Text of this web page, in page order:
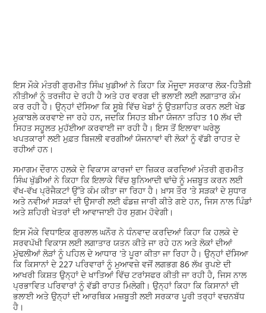
ਇਸ ਮੌਕੇ ਮੰਤਰੀ ਗੁਰਮੀਤ ਸਿੰਘ ਖੁਡੀਆਂ ਨੇ ਕਿਹਾ ਕਿ ਮੌਜੂਦਾ ਸਰਕਾਰ ਲੋਕ-ਹਿਤੈਸ਼ੀ
ਨੀਤੀਆਂ ਨੂੰ ਤਰਜੀਹ ਦੇ ਰਹੀ ਹੈ ਅਤੇ ਹਰ ਵਰਗ ਦੀ ਭਲਾਈ ਲਈ ਲਗਾਤਾਰ ਕੰਮ
ਕਰ ਰਹੀ ਹੈ। ਉਨ੍ਹਾਂ ਦੱਸਿਆ ਕਿ ਸੂਬੇ ਵਿੱਚ ਖੇਡਾਂ ਨੂੰ ਉਤਸ਼ਾਹਿਤ ਕਰਨ ਲਈ ਖੇਡ
ਮੁਕਾਬਲੇ ਕਰਵਾਏ ਜਾ ਰਹੇ ਹਨ, ਜਦਕਿ ਸਿਹਤ ਬੀਮਾ ਯੋਜਨਾ ਤਹਿਤ 10 ਲੱਖ ਦੀ
ਸਿਹਤ ਸਹੂਲਤ ਮੁਹੱਈਆ ਕਰਵਾਈ ਜਾ ਰਹੀ ਹੈ। ਇਸ ਤੋਂ ਇਲਾਵਾ ਘਰੇਲੂ
ਖਪਤਕਾਰਾਂ ਲਈ ਮੁਫ਼ਤ ਬਿਜਲੀ ਵਰਗੀਆਂ ਯੋਜਨਾਵਾਂ ਵੀ ਲੋਕਾਂ ਨੂੰ ਵੱਡੀ ਰਾਹਤ ਦੇ
ਰਹੀਆਂ ਹਨ।
ਸਮਾਗਮ ਦੌਰਾਨ ਹਲਕੇ ਦੇ ਵਿਕਾਸ ਕਾਰਜਾਂ ਦਾ ਜ਼ਿਕਰ ਕਰਦਿਆਂ ਮੰਤਰੀ ਗੁਰਮੀਤ
ਸਿੰਘ ਖੁੱਡੀਆਂ ਨੇ ਕਿਹਾ ਕਿ ਇਲਾਕੇ ਵਿੱਚ ਬੁਨਿਆਦੀ ਢਾਂਚੇ ਨੂੰ ਮਜ਼ਬੂਤ ਕਰਨ ਲਈ
ਵੱਖ-ਵੱਖ ਪ੍ਰੋਜੈਕਟਾਂ ਉੱਤੇ ਕੰਮ ਕੀਤਾ ਜਾ ਰਿਹਾ ਹੈ। ਖ਼ਾਸ ਤੌਰ 'ਤੇ ਸੜਕਾਂ ਦੇ ਸੁਧਾਰ
ਅਤੇ ਨਵੀਆਂ ਸੜਕਾਂ ਦੀ ਉਸਾਰੀ ਲਈ ਫੰਡਜ਼ ਜਾਰੀ ਕੀਤੇ ਗਏ ਹਨ, ਜਿਸ ਨਾਲ ਪਿੰਡਾਂ
ਅਤੇ ਸ਼ਹਿਰੀ ਖੇਤਰਾਂ ਦੀ ਆਵਾਜਾਈ ਹੋਰ ਸੁਗਮ ਹੋਵੇਗੀ।
ਇਸ ਮੌਕੇ ਵਿਧਾਇਕ ਗੁਰਲਾਲ ਘਨੌਰ ਨੇ ਧੰਨਵਾਦ ਕਰਦਿਆਂ ਕਿਹਾ ਕਿ ਹਲਕੇ ਦੇ
ਸਰਵਪੱਖੀ ਵਿਕਾਸ ਲਈ ਲਗਾਤਾਰ ਯਤਨ ਕੀਤੇ ਜਾ ਰਹੇ ਹਨ ਅਤੇ ਲੋਕਾਂ ਦੀਆਂ
ਮੁੱਢਲੀਆਂ ਲੋੜਾਂ ਨੂੰ ਪਹਿਲ ਦੇ ਆਧਾਰ 'ਤੇ ਪੂਰਾ ਕੀਤਾ ਜਾ ਰਿਹਾ ਹੈ। ਉਨ੍ਹਾਂ ਦੱਸਿਆ
ਕਿ ਕਿਸਾਨਾਂ ਦੇ 227 ਪਰਿਵਾਰਾਂ ਨੂੰ ਮੁਆਵਜ਼ੇ ਵਜੋਂ ਲਗਭਗ 86 ਲੱਖ ਰੁਪਏ ਦੀ
ਆਖਰੀ ਕਿਸ਼ਤ ਉਨ੍ਹਾਂ ਦੇ ਖਾਤਿਆਂ ਵਿੱਚ ਟਰਾਂਸਫਰ ਕੀਤੀ ਜਾ ਰਹੀ ਹੈ, ਜਿਸ ਨਾਲ
ਪ੍ਰਭਾਵਿਤ ਪਰਿਵਾਰਾਂ ਨੂੰ ਵੱਡੀ ਰਾਹਤ ਮਿਲੇਗੀ। ਉਨ੍ਹਾਂ ਕਿਹਾ ਕਿ ਕਿਸਾਨਾਂ ਦੀ
ਭਲਾਈ ਅਤੇ ਉਨ੍ਹਾਂ ਦੀ ਆਰਥਿਕ ਮਜ਼ਬੂਤੀ ਲਈ ਸਰਕਾਰ ਪੂਰੀ ਤਰ੍ਹਾਂ ਵਚਨਬੱਧ
ਹੈ।